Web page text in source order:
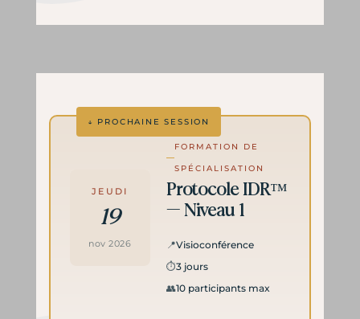
JEUDI
19
nov 2026
FORMATION DE
SPÉCIALISATION
Protocole IDR™
— Niveau 1
📍Visioconférence
⏱3 jours
👥10 participants max